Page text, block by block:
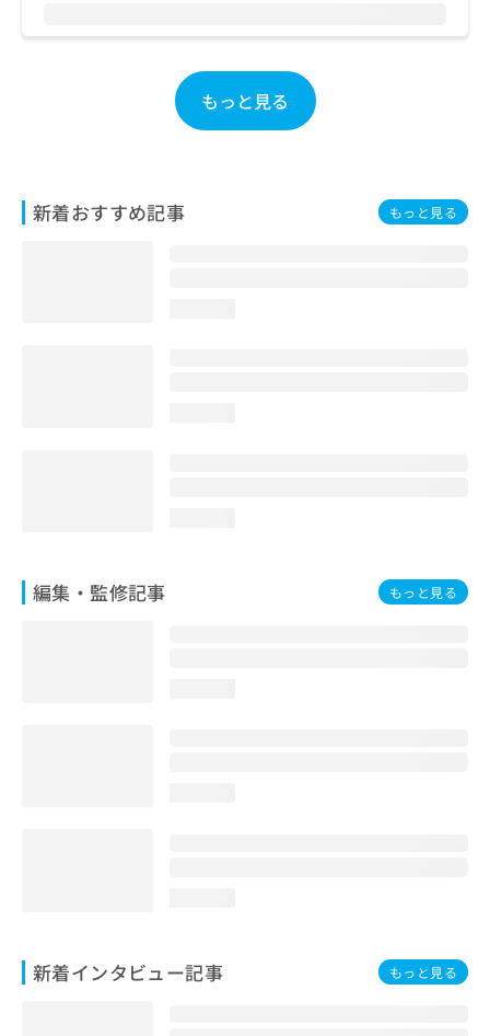
もっと見る
新着おすすめ記事 もっと見る
編集・監修記事 もっと見る
新着インタビュー記事 もっと見る
問
ら